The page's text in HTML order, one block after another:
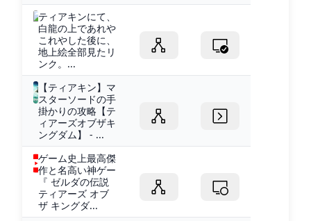
ティアキンにて、
白龍の上であれや
これやした後に、
地上絵全部見たリ
ンク。...
【ティアキン】マ
スターソードの手
掛かりの攻略【テ
ィアーズオブザキ
ングダム】 - ...
ゲーム史上最高傑
作と名高い神ゲー
『 ゼルダの伝説
ティアーズ オブ
ザ キングダ...